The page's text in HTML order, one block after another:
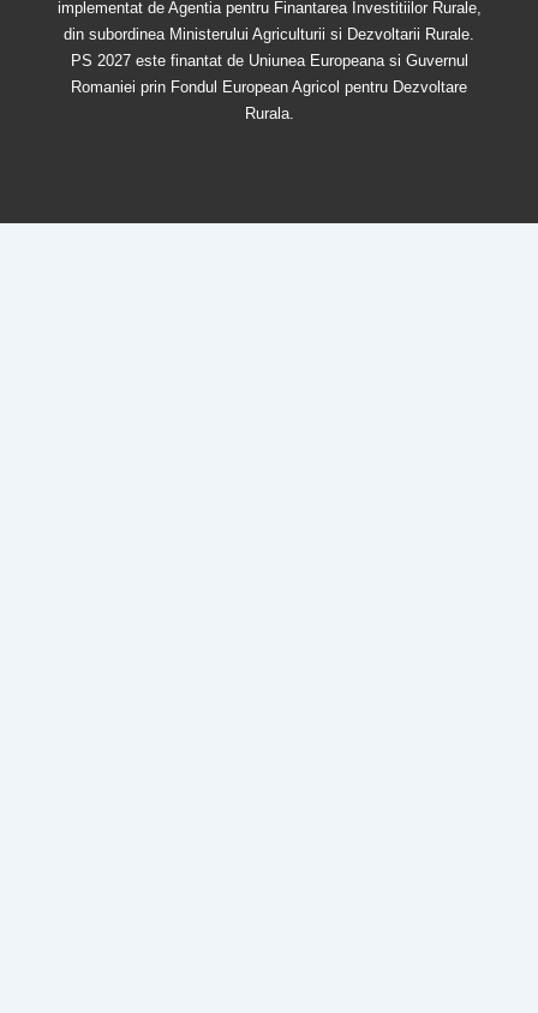
implementat de Agentia pentru Finantarea Investitiilor Rurale,
din subordinea Ministerului Agriculturii si Dezvoltarii Rurale.
PS 2027 este finantat de Uniunea Europeana si Guvernul
Romaniei prin Fondul European Agricol pentru Dezvoltare
Rurala.